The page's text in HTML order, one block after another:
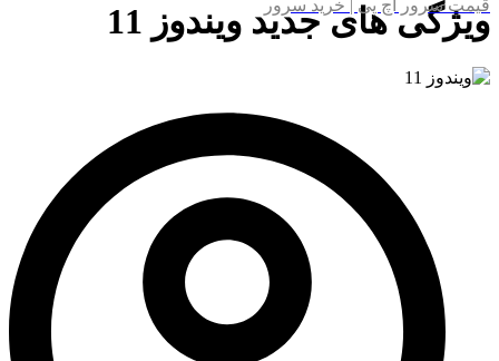
ویژگی های جدید ویندوز 11